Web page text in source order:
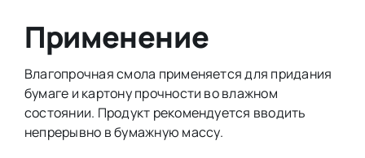
Применение
Влагопрочная смола применяется для придания
бумаге и картону прочности во влажном
состоянии. Продукт рекомендуется вводить
непрерывно в бумажную массу.